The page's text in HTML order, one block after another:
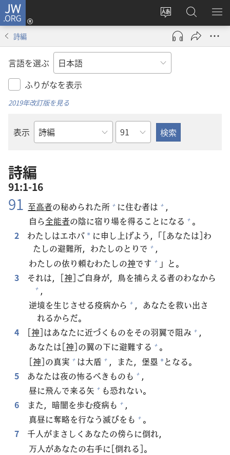
JW.ORG
サ
イ
ト
の
言
え
る
ロ
グ
ン
し
で
開
JW.ORG
の
検
メ
を
詩編
言語を選ぶ
ふりがなを表示
2019年改訂版を見る
表示
聖
の
書
名
章
詩編
91:1-16
91 至高者の秘められた所 + に住む者は + ，
自ら全能者の陰に宿り場を得ることになる + 。
2
わたしはエホバ * に申 し 上げよう，「[あなたは]わ
たしの避難所，わたしのとりで + ，
わたしの依り頼むわたしの神です + 」と。
3
それは，[神]ご自身が， 鳥を捕らえる者のわなから
+ ，
逆境を生じさせる疫病から + ，あなたを救い出さ
れるからだ。
4
[神]はあなたに近づくものをその羽翼で阻み + ，
あなたは[神]の翼の下に避難する + 。
[神]の真実 + は大盾 + ，また， 堡塁 *となる。
5
あなたは夜の怖るべきものも + ，
昼に飛んで来る矢 + も恐れない。
6
また， 暗闇を歩む疫病も + ，
真昼に奪略を行なう滅びをも + 。
7
千人がまさしくあなたの傍らに倒れ，
万人があなたの右手に[倒れる]。